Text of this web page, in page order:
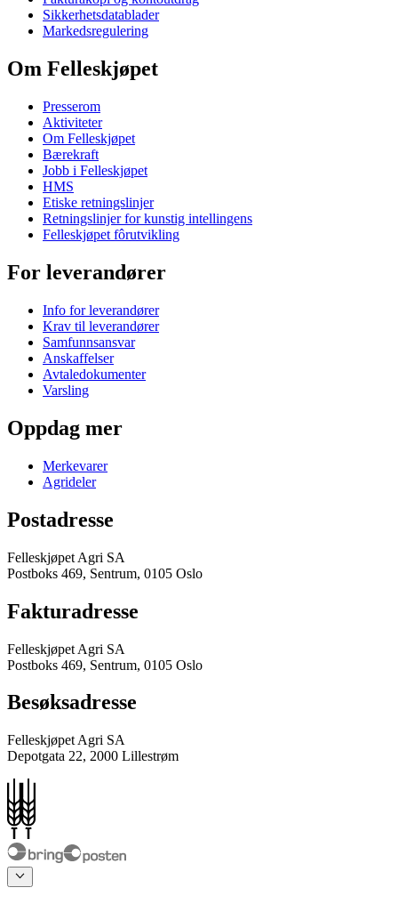
Sikkerhetsdatablader
Markedsregulering
Om Felleskjøpet
Presserom
Aktiviteter
Om Felleskjøpet
Bærekraft
Jobb i Felleskjøpet
HMS
Etiske retningslinjer
Retningslinjer for kunstig intellingens
Felleskjøpet fôrutvikling
For leverandører
Info for leverandører
Krav til leverandører
Samfunnsansvar
Anskaffelser
Avtaledokumenter
Varsling
Oppdag mer
Merkevarer
Agrideler
Postadresse
Felleskjøpet Agri SA
Postboks 469, Sentrum, 0105 Oslo
Fakturadresse
Felleskjøpet Agri SA
Postboks 469, Sentrum, 0105 Oslo
Besøksadresse
Felleskjøpet Agri SA
Depotgata 22, 2000 Lillestrøm